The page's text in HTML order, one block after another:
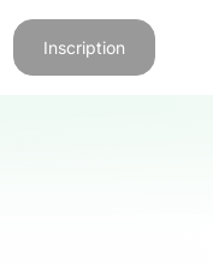
Inscription